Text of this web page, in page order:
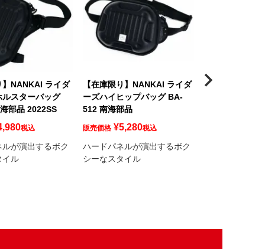
】NANKAI ライダ
ルスターバッグ
部品 2022SS
税込
が演出するボク
イル
【在庫限り】NANKAI ライダ
ーズハイヒップバッグ BA-
512 南海部品
販売価格 ¥5,280税込
ハードパネルが演出するボク
シーなスタイル
NANKAI デイ